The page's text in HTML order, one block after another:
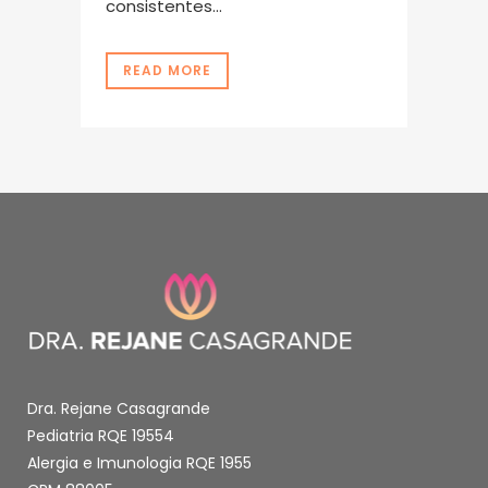
consistentes...
READ MORE
Dra. Rejane Casagrande
Pediatria RQE 19554
Alergia e Imunologia RQE 1955